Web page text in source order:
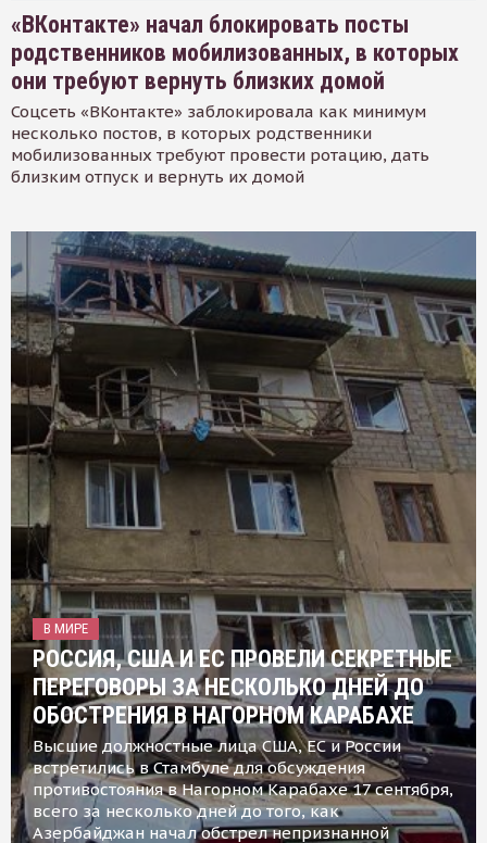
«ВКонтакте» начал блокировать посты
родственников мобилизованных, в которых
они требуют вернуть близких домой
Соцсеть «ВКонтакте» заблокировала как минимум
несколько постов, в которых родственники
мобилизованных требуют провести ротацию, дать
близким отпуск и вернуть их домой
В МИРЕ
РОССИЯ, США И ЕС ПРОВЕЛИ СЕКРЕТНЫЕ
ПЕРЕГОВОРЫ ЗА НЕСКОЛЬКО ДНЕЙ ДО
ОБОСТРЕНИЯ В НАГОРНОМ КАРАБАХЕ
Высшие должностные лица США, ЕС и России
встретились в Стамбуле для обсуждения
противостояния в Нагорном Карабахе 17 сентября,
всего за несколько дней до того, как
Азербайджан начал обстрел непризнанной